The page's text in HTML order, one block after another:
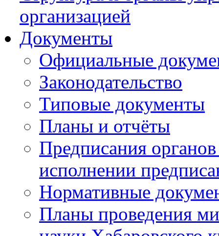
организацией
Документы
Официальные
Законодательство
Типовые документы
Планы и отчёты
Предписания
исполнении
Нормативные
Планы проведения